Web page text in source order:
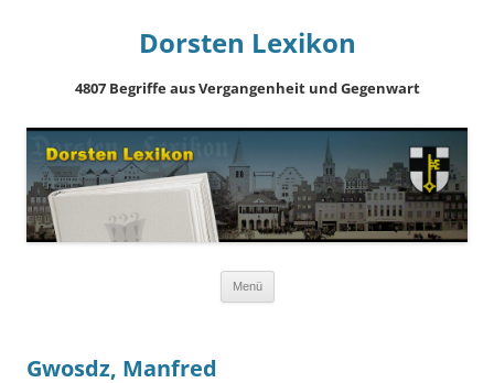
Dorsten Lexikon
4807 Begriffe aus Vergangenheit und Gegenwart
Menü
Gwosdz, Manfred